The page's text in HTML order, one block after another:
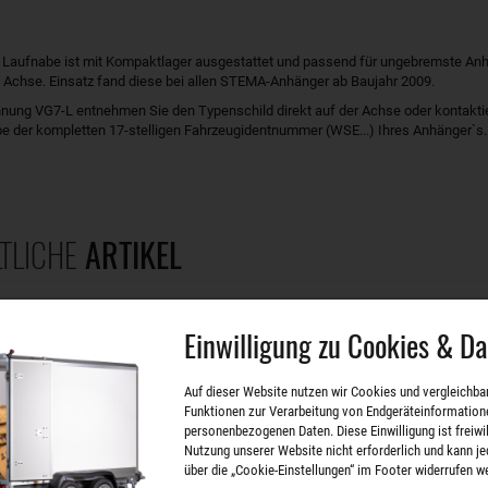
Laufnabe ist mit Kompaktlager ausgestattet und passend für ungebremste
Achse. Einsatz fand diese bei allen STEMA-Anhänger ab Baujahr 2009.
VG7-L entnehmen Sie den Typenschild direkt auf der Achse oder
der kompletten 17-stelligen Fahrzeugidentnummer (WSE...) Ihres Anhänger`s.
ARTIKEL
Laufnabe mit Kompaktlager für 750 kg Anhänger +++SET - inklusive der
VG7-L, Lagerdurchmesser 34 mm, passend ab Baujahr 2009
Einwilligung zu Cookies &
Auf dieser Website nutzen wir Cookies und
Funktionen zur Verarbeitung von
personenbezogenen Daten. Diese Einwilligung ist
Nutzung unserer Website nicht erforderlich und kann
über die „Cookie-Einstellungen“ im Footer widerrufen